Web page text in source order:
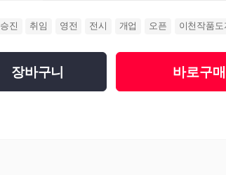
승진 취임 영전 전시 개업 오픈 이천작품도
장바구니 바로구매